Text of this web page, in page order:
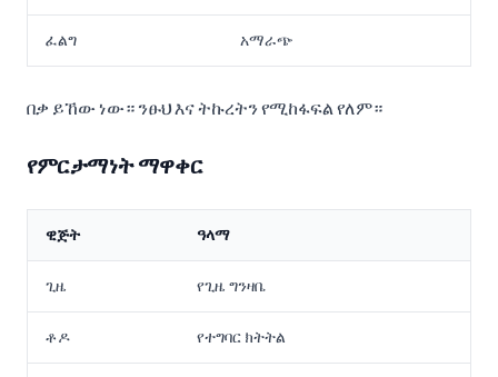
ፈልግ አማራጭ
በቃ ይኸው ነው። ንፁህ እና ትኩረትን የሚከፋፍል የለም።
የምርታማነት ማዋቀር
ዊጅት ዓላማ
ጊዜ የጊዜ ግንዛቤ
ቶዶ የተግባር ክትትል